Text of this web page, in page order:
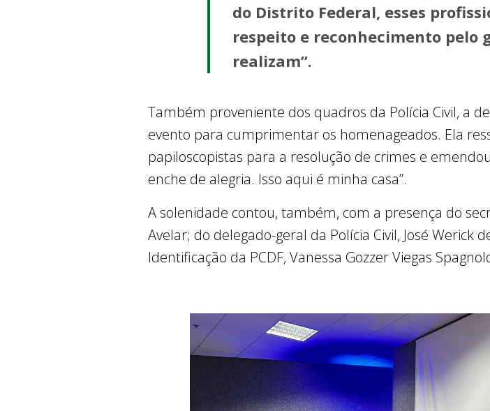
do Distrito Federal, esses
respeito e reconhecimento pelo
realizam”.
Também proveniente dos quadros da Polícia Civil, a
evento para cumprimentar os homenageados. Ela
papiloscopistas para a resolução de crimes e
enche de alegria. Isso aqui é minha casa”.
A solenidade contou, também, com a presença do
Avelar; do delegado-geral da Polícia Civil, José
Identificação da PCDF, Vanessa Gozzer Viegas